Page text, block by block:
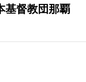
基督教団那覇